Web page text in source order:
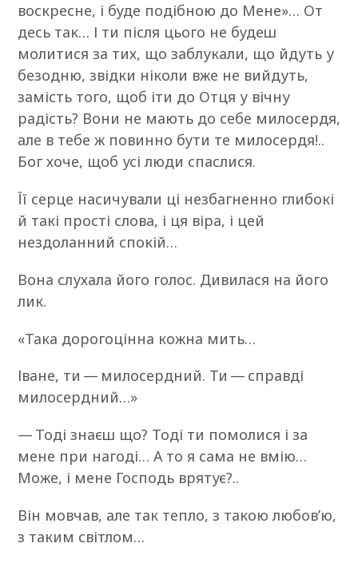
воскресне, і буде подібною до Мене»… От
десь так… І ти після цього не будеш
молитися за тих, що заблукали, що йдуть у
безодню, звідки ніколи вже не вийдуть,
замість того, щоб іти до Отця у вічну
радість? Вони не мають до себе милосердя,
але в тебе ж повинно бути те милосердя!..
Бог хоче, щоб усі люди спаслися.
Її серце насичували ці незбагненно глибокі
й такі прості слова, і ця віра, і цей
нездоланний спокій…
Вона слухала його голос. Дивилася на його
лик.
«Така дорогоцінна кожна мить…
Іване, ти — милосердний. Ти — справді
милосердний…»
— Тоді знаєш що? Тоді ти помолися і за
мене при нагоді… А то я сама не вмію…
Може, і мене Господь врятує?..
Він мовчав, але так тепло, з такою любов’ю,
з таким світлом…